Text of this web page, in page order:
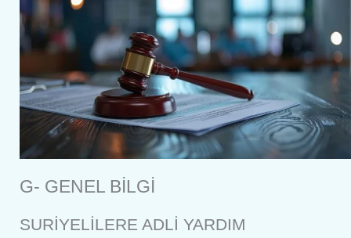
G- GENEL BİLGİ
SURİYELİLERE ADLİ YARDIM